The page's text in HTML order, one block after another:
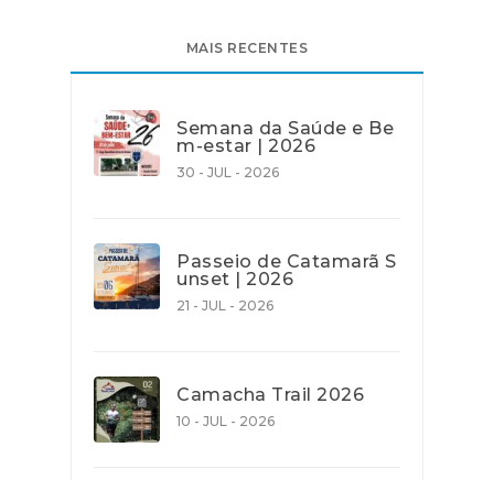
MAIS RECENTES
Semana da Saúde e Be
m-estar | 2026
30 - JUL - 2026
Passeio de Catamarã S
unset | 2026
21 - JUL - 2026
Camacha Trail 2026
10 - JUL - 2026